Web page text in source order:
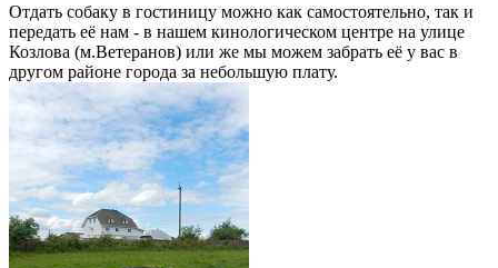
Отдать собаку в гостиницу можно как самостоятельно, так и
передать её нам - в нашем кинологическом центре на улице
Козлова (м.Ветеранов) или же мы можем забрать её у вас в
другом районе города за небольшую плату.